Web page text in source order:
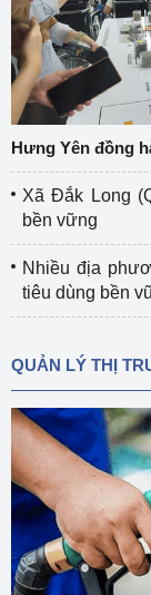
Hưng Yên đồng
Xã Đắk Long
bền vững
Nhiều địa
tiêu dùng bền
QUẢN LÝ THỊ